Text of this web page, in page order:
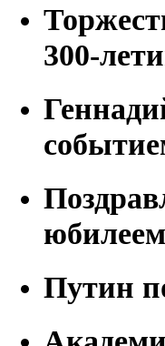
300-
юбилеем
Путин